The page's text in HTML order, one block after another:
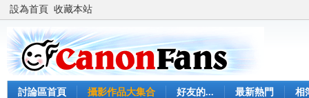
設為首頁 收藏本站
討論區首頁 攝影作品大集合 好友的... 最新熱門 相